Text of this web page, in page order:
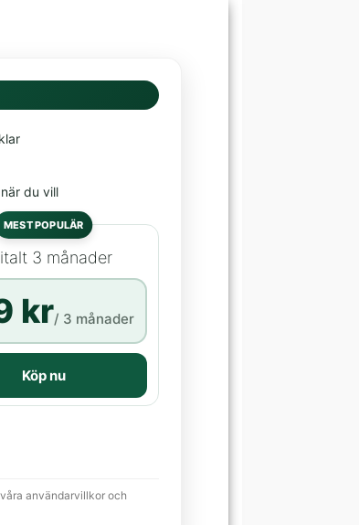
du vill
MEST POPULÄR
3 månader
kr/ 3 månader
Köp nu
användarvillkor och